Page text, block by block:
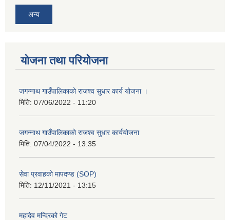
अन्य
योजना तथा परियोजना
जगन्नाथ गाउँपालिकाको राजश्व सुधार कार्य योजना ।
मिति: 07/06/2022 - 11:20
जगन्नाथ गाउँपालिकाको राजश्व सुधार कार्ययोजना
मिति: 07/04/2022 - 13:35
सेवा प्रवाहको मापदण्ड (SOP)
मिति: 12/11/2021 - 13:15
महादेव मन्दिरको गेट